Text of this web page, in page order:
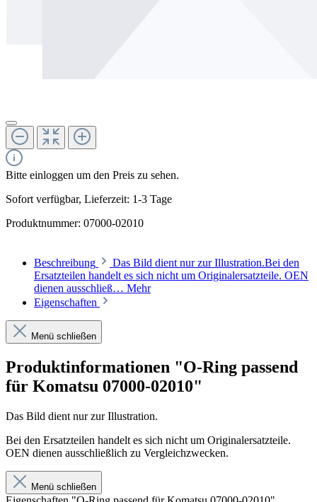
Bitte einloggen um den Preis zu sehen.
Sofort verfügbar, Lieferzeit: 1-3 Tage
Produktnummer: 07000-02010
Beschreibung
Das Bild dient nur zur Illustration.Bei den
Ersatzteilen handelt es sich nicht um Originalersatzteile. OEN
dienen ausschließ… Mehr
Eigenschaften
Menü schließen
Produktinformationen "O-Ring passend
für Komatsu 07000-02010"
Das Bild dient nur zur Illustration.
Bei den Ersatzteilen handelt es sich nicht um Originalersatzteile.
OEN dienen ausschließlich zu Vergleichzwecken.
Menü schließen